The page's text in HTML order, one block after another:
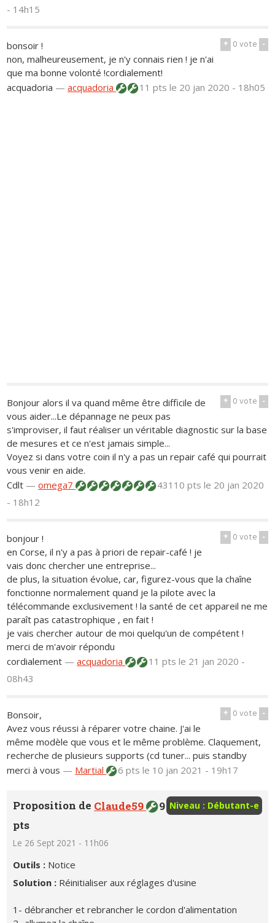
- 14h15
+ 0vote -
bonsoir !
non, malheureusement, je n'y connais rien ! je n'ai
que ma bonne volonté !cordialement!
acquadoria —acquadoria 11 ptsle 20 jan 2020 - 18h05
+ 0vote -
Bonjour alors il va quand même être difficile de
vous aider...Le dépannage ne peux pas
s'improviser, il faut réaliser un véritable diagnostic sur la base
de mesures et ce n'est jamais simple...
Voyez si dans votre coin il n'y a pas un repair café qui pourrait
vous venir en aide.
Cdlt —omega7 43110 ptsle 20 jan 2020
- 18h12
+ 0vote -
bonjour !
en Corse, il n'y a pas à priori de repair-café ! je
vais donc chercher une entreprise...
de plus, la situation évolue, car, figurez-vous que la chaîne
fonctionne normalement quand je la pilote avec la
télécommande exclusivement ! la santé de cet appareil ne me
paraît pas catastrophique , en fait !
je vais chercher autour de moi quelqu'un de compétent !
merci de m'avoir répondu
cordialement —acquadoria 11 ptsle 21 jan 2020 -
08h43
+ 0vote -
Bonsoir,
Avez vous réussi à réparer votre chaine. J'ai le
même modèle que vous et le même problème. Claquement,
recherche de plusieurs supports (cd tuner... puis standby
merci à vous — Martial 6 ptsle 10 jan 2021 - 19h17
Niveau : Débutant-e
Proposition de Claude59
9
pts
Le 26 Sept 2021 - 11h06
Outils : Notice
Solution : Réinitialiser aux réglages d'usine
1- débrancher et rebrancher le cordon d'alimentation